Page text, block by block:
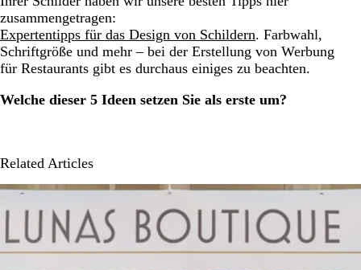
zusammengetragen:
Expertentipps für das Design von Schildern. Farbwahl,
Schriftgröße und mehr – bei der Erstellung von Werbung
für Restaurants gibt es durchaus einiges zu beachten.
Welche dieser 5 Ideen setzen Sie als erste um?
Related Articles